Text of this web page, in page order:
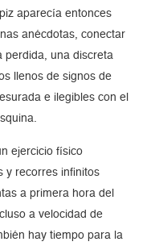
aparecía entonces
anécdotas, conectar
perdida, una discreta
llenos de signos de
e ilegibles con el
ejercicio físico
y recorres infinitos
a primera hora del
a velocidad de
hay tiempo para la